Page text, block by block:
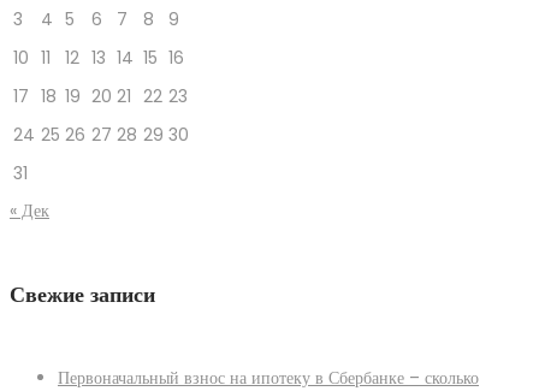
3
4 5 6 7 8
9
10 11 12 13 14 15 16
17 18 19 20 21 22 23
24 25 26 27 28 29 30
31
« Дек
Свежие записи
Первоначальный взнос на ипотеку в Сбербанке – сколько